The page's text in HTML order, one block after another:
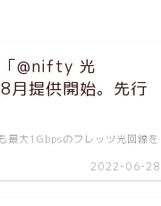
「@nifty 光
月提供開始。先行
2022-06-28
大1Gbpsのフレッツ光回線を